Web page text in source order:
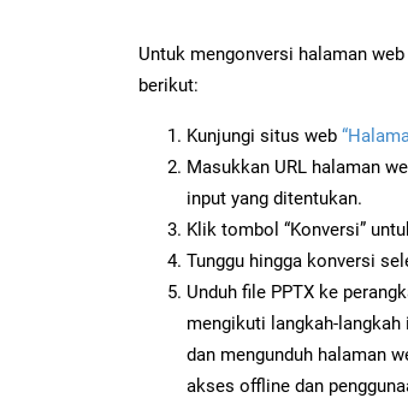
Untuk mengonversi halaman
berikut:
Kunjungi situs web
Masukkan URL halaman
input yang ditentukan.
Klik tombol “Konversi”
Tunggu hingga konversi
Unduh file PPTX ke
mengikuti langkah-langkah
dan mengunduh halaman
akses offline dan